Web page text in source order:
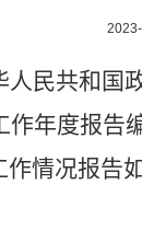
民共和国
作年度报告
情况报告如